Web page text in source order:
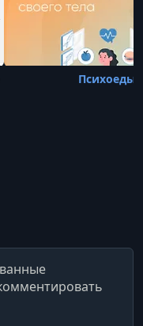
Психоеды